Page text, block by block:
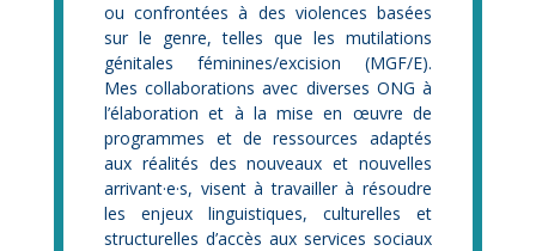
ou confrontées à des violences basées
sur le genre, telles que les mutilations
génitales féminines/excision (MGF/E).
Mes collaborations avec diverses ONG à
l’élaboration et à la mise en œuvre de
programmes et de ressources adaptés
aux réalités des nouveaux et nouvelles
arrivant·e·s, visent à travailler à résoudre
les enjeux linguistiques, culturelles et
structurelles d’accès aux services sociaux